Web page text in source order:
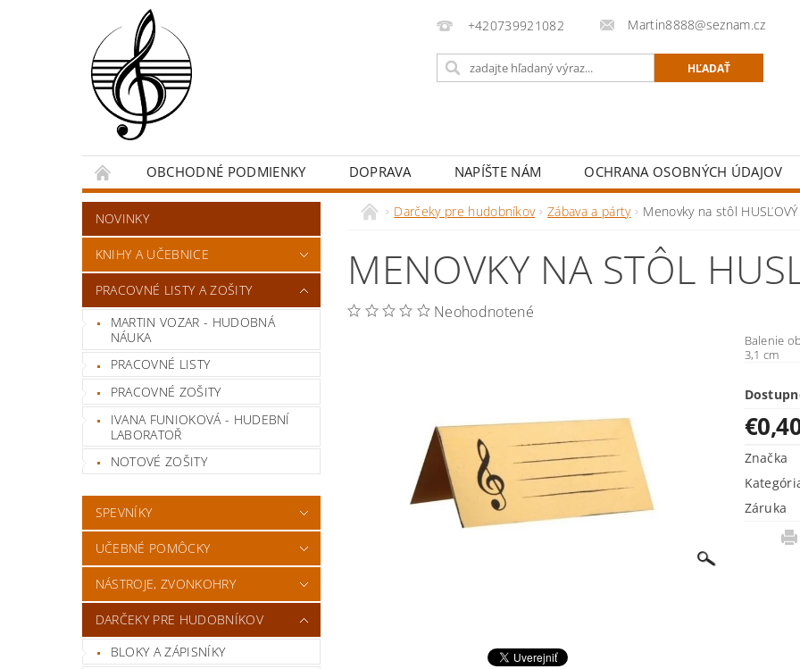
+420739921082 Martin8888@seznam.cz
OBCHODNÉ PODMIENKY DOPRAVA NAPÍŠTE NÁM OCHRANA OSOBNÝCH ÚDAJOV
NOVINKY
KNIHY A UČEBNICE
PRACOVNÉ LISTY A ZOŠITY
MARTIN VOZAR - HUDOBNÁ
NÁUKA
PRACOVNÉ LISTY
PRACOVNÉ ZOŠITY
IVANA FUNIOKOVÁ - HUDEBNÍ
LABORATOŘ
NOTOVÉ ZOŠITY
SPEVNÍKY
UČEBNÉ POMÔCKY
NÁSTROJE, ZVONKOHRY
DARČEKY PRE HUDOBNÍKOV
BLOKY A ZÁPISNÍKY
Darčeky pre hudobníkov Zábava a párty Menovky na stôl
MENOVKY NA STÔL
Neohodnotené
Balenie
3,1 cm
Značka
Záruka